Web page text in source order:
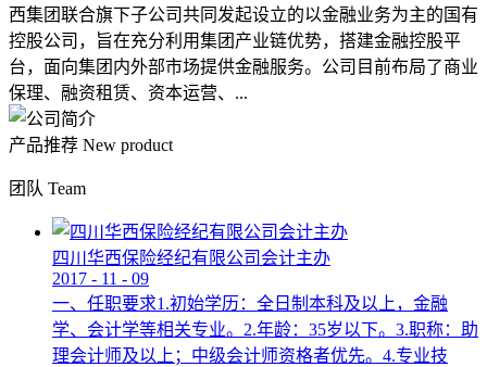
西集团联合旗下子公司共同发起设立的以金融业务为主的国有
控股公司，旨在充分利用集团产业链优势，搭建金融控股平
台，面向集团内外部市场提供金融服务。公司目前布局了商业
保理、融资租赁、资本运营、...
产品推荐 New product
团队 Team
四川华西保险经纪有限公司会计主办
2017 - 11 - 09
一、任职要求1.初始学历：全日制本科及以上，金融
学、会计学等相关专业。2.年龄：35岁以下。3.职称：助
理会计师及以上；中级会计师资格者优先。4.专业技